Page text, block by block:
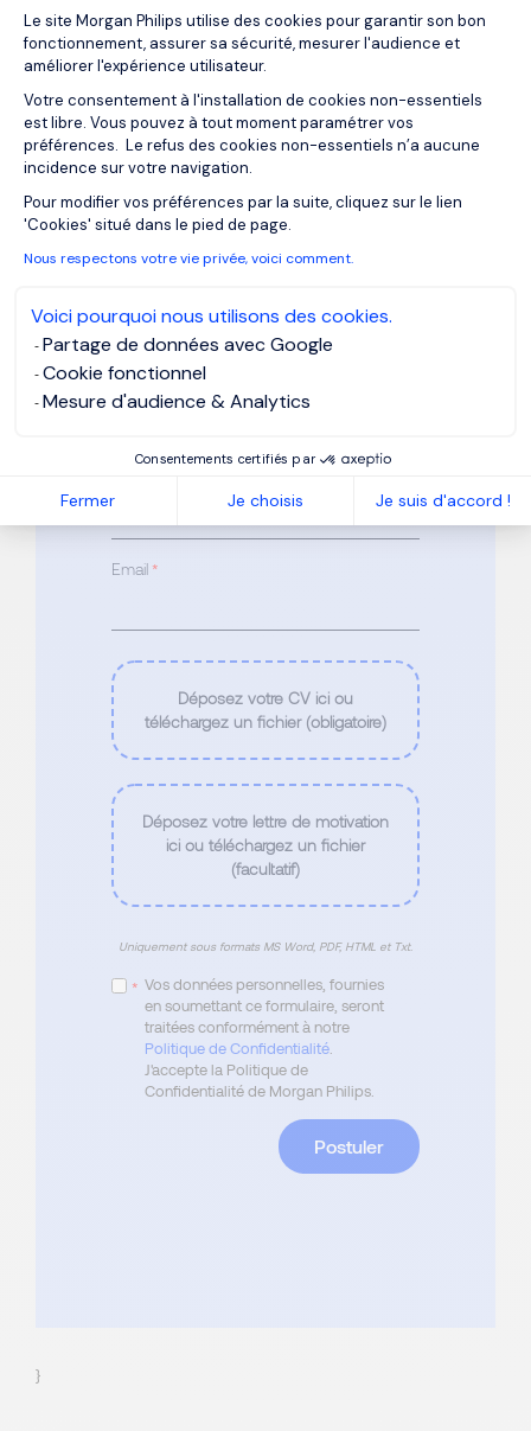
Plateforme de Gestion du
Le site Morgan Philips utilise des cookies pour garantir son bon
fonctionnement, assurer sa sécurité, mesurer l'audience et
améliorer l'expérience utilisateur.
Votre consentement à l'installation de cookies non-essentiels
est libre. Vous pouvez à tout moment paramétrer vos
préférences. Le refus des cookies non-essentiels n’a aucune
incidence sur votre navigation.
Pour modifier vos préférences par la suite, cliquez sur le lien
'Cookies' situé dans le pied de page.
Nous respectons votre vie privée, voici comment.
Voici pourquoi nous utilisons des cookies.
Partage de données avec Google
Cookie fonctionnel
Mesure d'audience & Analytics
Consentements certifiés par
Fermer Je choisis Je suis d'accord !
Postuler à l'offre
Corporate Officer
F/M - AIFM
Référence: LU876917
Veuillez compléter tous les champs
marqués d’une *
Nom
Email *
Déposez votre CV ici ou
téléchargez un fichier (obligatoire)
Déposez votre lettre de motivation
ici ou téléchargez un fichier
(facultatif)
Uniquement sous formats MS Word, PDF, HTML et Txt.
* Vos données personnelles, fournies
en soumettant ce formulaire, seront
traitées conformément à notre
Politique de Confidentialité.
J'accepte la Politique de
Confidentialité de Morgan Philips.
Postuler
}